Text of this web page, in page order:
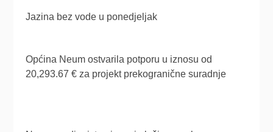
Jazina bez vode u ponedjeljak
Općina Neum ostvarila potporu u iznosu od
20,293.67 € za projekt prekogranične suradnje